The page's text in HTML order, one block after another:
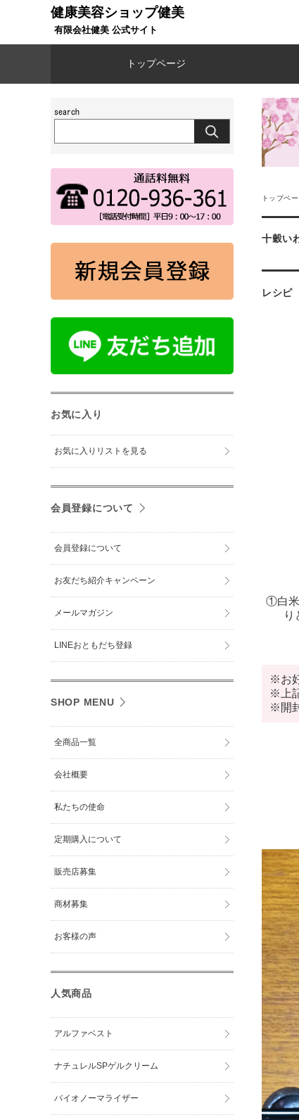
健康美容ショップ健美
有限会社健美 公式サイト
トップページ
トップペー
十穀い
レシピ
①白米
り
※お
※上
※開
お気に入り
お気に入りリストを見る
会員登録について
会員登録について
お友だち紹介キャンペーン
メールマガジン
LINEおともだち登録
SHOP MENU
全商品一覧
会社概要
私たちの使命
定期購入について
販売店募集
商材募集
お客様の声
人気商品
アルファベスト
ナチュレルSPゲルクリーム
バイオノーマライザー